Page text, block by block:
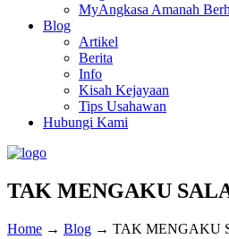
MyAngkasa Amanah
Blog
Artikel
Berita
Info
Kisah Kejayaan
Tips Usahawan
Hubungi Kami
TAK MENGAKU
Home → Blog → TAK MENGAKU